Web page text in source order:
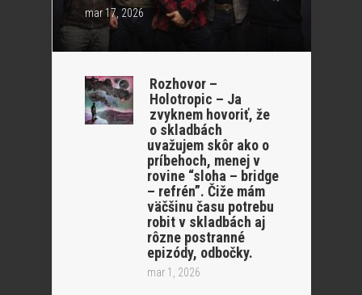
mar 17, 2026
Rozhovor –
Holotropic – Ja
zvyknem hovoriť, že
o skladbách
uvažujem skôr ako o
príbehoch, menej v
rovine “sloha – bridge
– refrén”. Čiže mám
väčšinu času potrebu
robit v skladbách aj
rôzne postranné
epizódy, odbočky.
mar 1, 2026